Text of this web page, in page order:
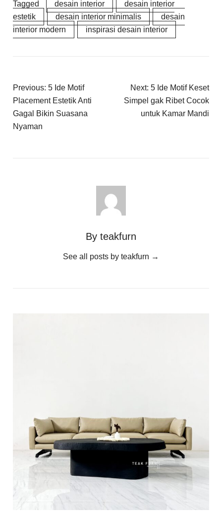
Tagged desain interior
desain interior
estetik
desain interior minimalis
desain
interior modern
inspirasi desain interior
Previous: 5 Ide Motif
Placement Estetik Anti
Gagal Bikin Suasana
Nyaman
Next: 5 Ide Motif Keset
Simpel gak Ribet Cocok
untuk Kamar Mandi
By teakfurn
See all posts by teakfurn →